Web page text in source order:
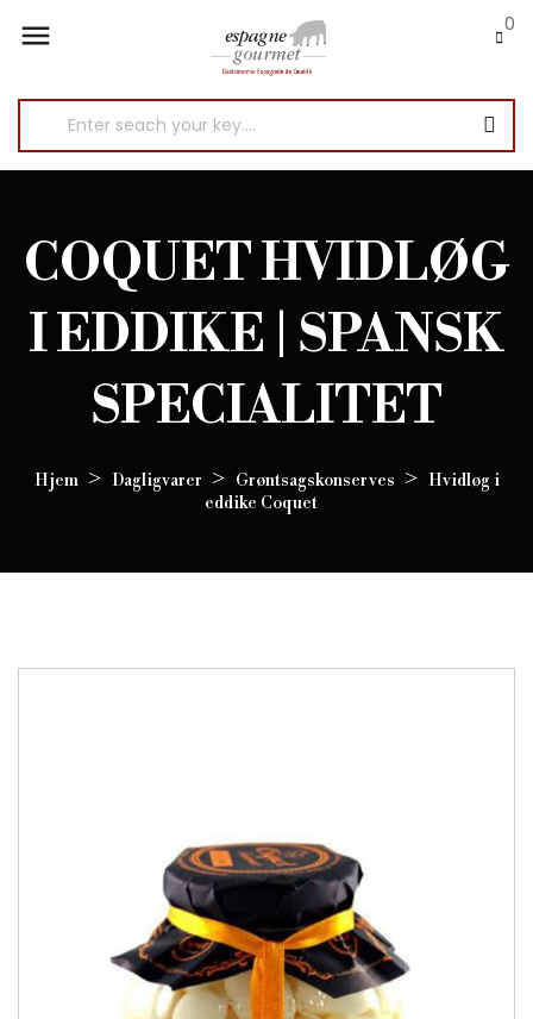
 0
COQUET HVIDLØG
I EDDIKE | SPANSK
SPECIALITET
Hjem Dagligvarer Grøntsagskonserves
Hvidløg i
eddike Coquet